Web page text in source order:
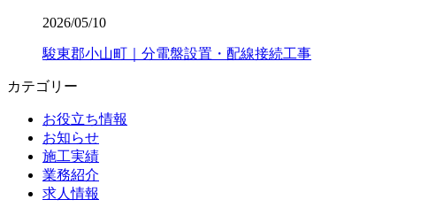
2026/05/10
駿東郡小山町｜分電盤設置・配線接続工事
カテゴリー
お役立ち情報
お知らせ
施工実績
業務紹介
求人情報